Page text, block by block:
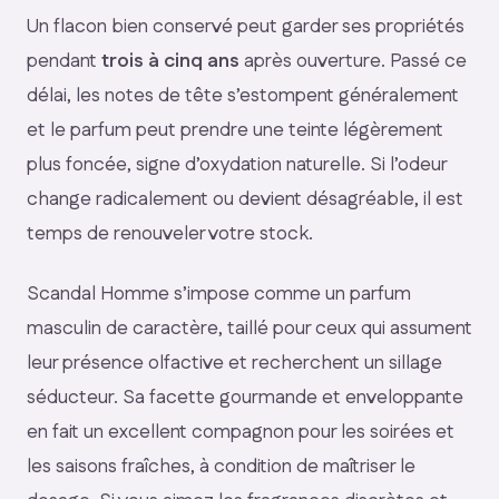
Un flacon bien conservé peut garder ses propriétés
pendant trois à cinq ans après ouverture. Passé ce
délai, les notes de tête s’estompent généralement
et le parfum peut prendre une teinte légèrement
plus foncée, signe d’oxydation naturelle. Si l’odeur
change radicalement ou devient désagréable, il est
temps de renouveler votre stock.
Scandal Homme s’impose comme un parfum
masculin de caractère, taillé pour ceux qui assument
leur présence olfactive et recherchent un sillage
séducteur. Sa facette gourmande et enveloppante
en fait un excellent compagnon pour les soirées et
les saisons fraîches, à condition de maîtriser le